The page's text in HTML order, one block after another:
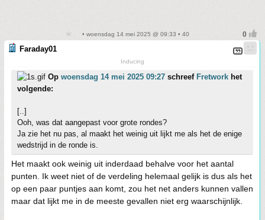
• woensdag 14 mei 2025 @ 09:33 • 40
Faraday01
Inducing
Op woensdag 14 mei 2025 09:27 schreef Fretwork het
volgende:
[..]
Ooh, was dat aangepast voor grote rondes?
Ja zie het nu pas, al maakt het weinig uit lijkt me als het de enige
wedstrijd in de ronde is.
Het maakt ook weinig uit inderdaad behalve voor het aantal
punten. Ik weet niet of de verdeling helemaal gelijk is dus als het
op een paar puntjes aan komt, zou het net anders kunnen vallen
maar dat lijkt me in de meeste gevallen niet erg waarschijnlijk.